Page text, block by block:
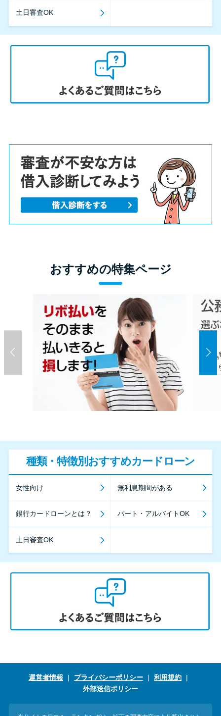
土日審査OK
おすすめの特集ページ
種類・特徴別おすすめカードローン
女性向け 無利息期間がある
銀行カードローンとは？ パート・アルバイトOK
土日審査OK
運営者情報 プライバシーポリシー
利用規約
外部送信ポリシー